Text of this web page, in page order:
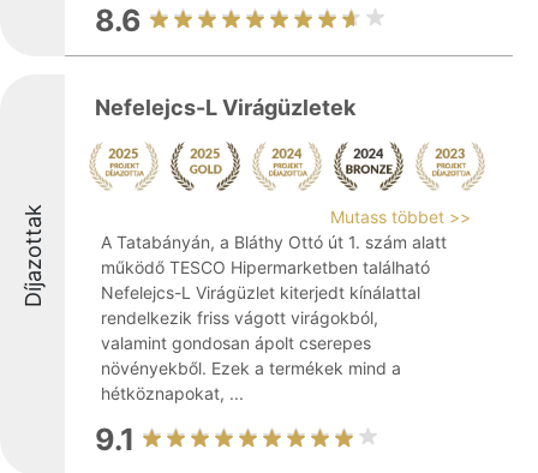
8.6
Díjazottak
Nefelejcs-L Virágüzletek
Mutass többet >>
A Tatabányán, a Bláthy Ottó út 1. szám alatt
működő TESCO Hipermarketben található
Nefelejcs-L Virágüzlet kiterjedt kínálattal
rendelkezik friss vágott virágokból,
valamint gondosan ápolt cserepes
növényekből. Ezek a termékek mind a
hétköznapokat, ...
9.1